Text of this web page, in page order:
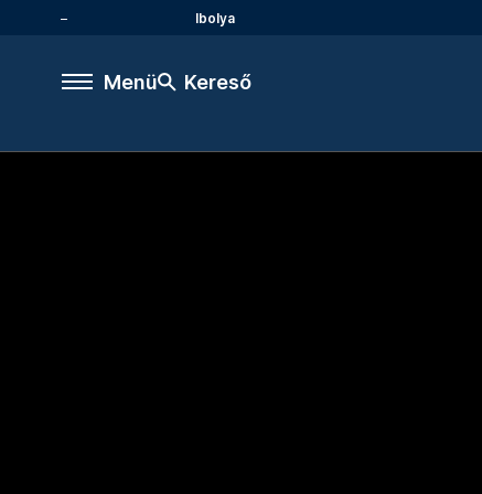
Ibolya
Menü Kereső